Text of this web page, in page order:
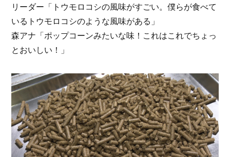
リーダー「トウモロコシの風味がすごい。僕らが食べて
いるトウモロコシのような風味がある」
森アナ「ポップコーンみたいな味！これはこれでちょっ
とおいしい！」